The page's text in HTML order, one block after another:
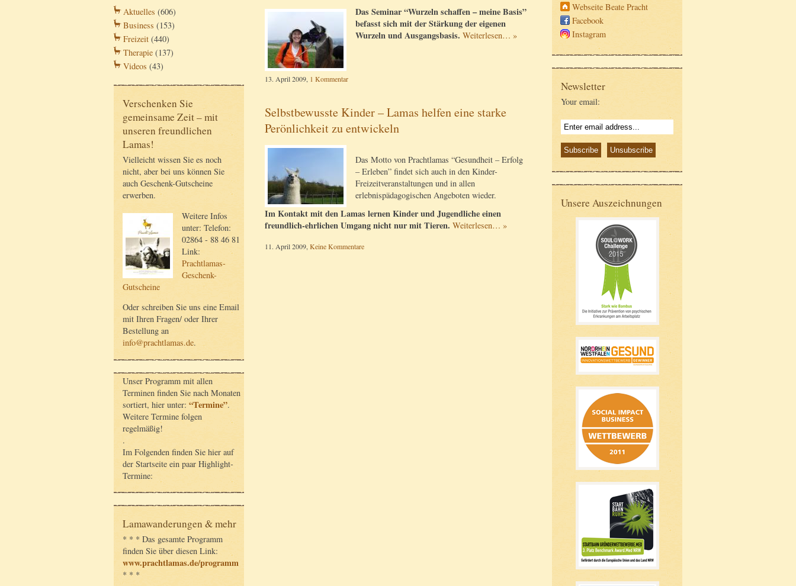
Aktuelles (606)
Business (153)
Freizeit (440)
Therapie (137)
Videos (43)
Verschenken Sie
gemeinsame Zeit – mit
unseren freundlichen
Lamas!
Vielleicht wissen Sie es noch
nicht, aber bei uns können Sie
auch Geschenk-Gutscheine
erwerben.
Weitere Infos
unter: Telefon:
02864 - 88 46 81
Link:
Prachtlamas-
Geschenk-
Gutscheine
Oder schreiben Sie uns eine Email
mit Ihren Fragen/ oder Ihrer
Bestellung an
info@prachtlamas.de.
Unser Programm mit allen
Terminen finden Sie nach Monaten
sortiert, hier unter: “Termine”.
Weitere Termine folgen
regelmäßig!
.
Im Folgenden finden Sie hier auf
der Startseite ein paar Highlight-
Termine:
Lamawanderungen & mehr
* * * Das gesamte Programm
finden Sie über diesen Link:
www.prachtlamas.de/programm
* * *
Webseite Beate Pracht
Facebook
Instagram
Newsletter
Your email:
Unsere Auszeichnungen
Das Seminar “Wurzeln schaffen – meine Basis”
befasst sich mit der Stärkung der eigenen
Wurzeln und Ausgangsbasis. Weiterlesen… »
13. April 2009, 1 Kommentar
Selbstbewusste Kinder – Lamas helfen eine starke
Perönlichkeit zu entwickeln
Das Motto von Prachtlamas “Gesundheit – Erfolg
– Erleben” findet sich auch in den Kinder-
Freizeitveranstaltungen und in allen
erlebnispädagogischen Angeboten wieder.
Im Kontakt mit den Lamas lernen Kinder und Jugendliche einen
freundlich-ehrlichen Umgang nicht nur mit Tieren. Weiterlesen… »
11. April 2009, Keine Kommentare